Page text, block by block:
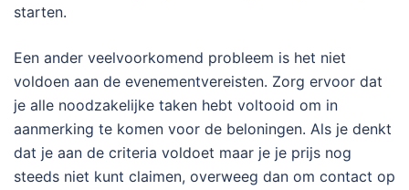
starten.
Een ander veelvoorkomend probleem is het niet
voldoen aan de evenementvereisten. Zorg ervoor dat
je alle noodzakelijke taken hebt voltooid om in
aanmerking te komen voor de beloningen. Als je denkt
dat je aan de criteria voldoet maar je je prijs nog
steeds niet kunt claimen, overweeg dan om contact op